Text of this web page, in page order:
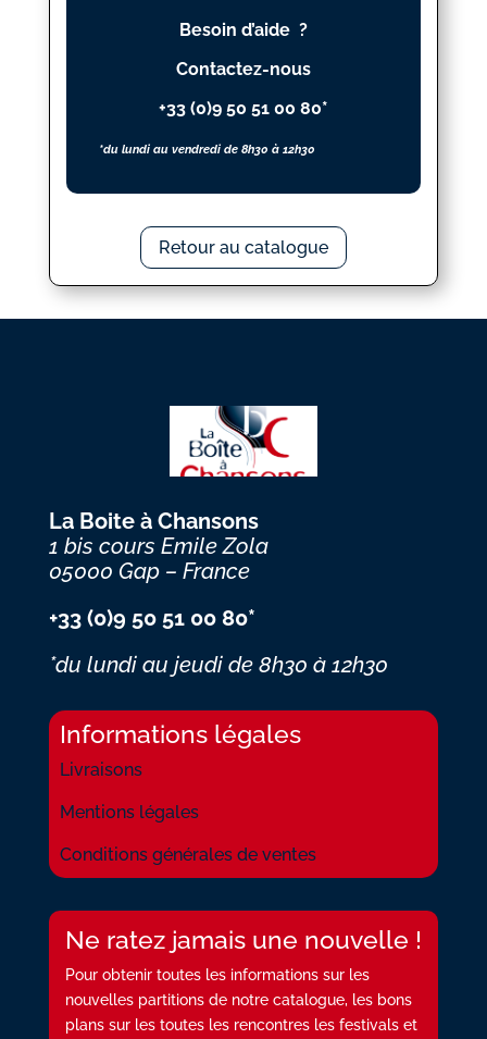
Besoin d’aide ?
Contactez-nous
+33 (0)9 50 51 00 80*
*du lundi au vendredi de 8h30 à 12h30
Retour au catalogue
La Boite à Chansons
1 bis cours Emile Zola
05000 Gap – France
+33 (0)9 50 51 00 80*
*du lundi au jeudi de 8h30 à 12h30
Informations légales
Livraisons
Mentions légales
Conditions générales de ventes
Ne ratez jamais une nouvelle !
Pour obtenir toutes les informations sur les
nouvelles partitions de notre catalogue, les bons
plans sur les toutes les rencontres les festivals et